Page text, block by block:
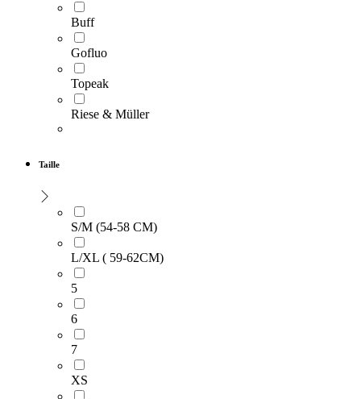
Buff
Gofluo
Topeak
Riese & Müller
Taille
S/M (54-58 CM)
L/XL ( 59-62CM)
5
6
7
XS